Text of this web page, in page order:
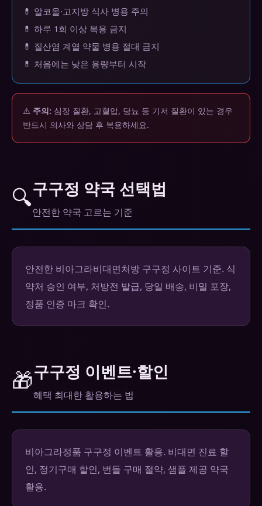
💊 알코올·고지방 식사 병용 주의
💊 하루 1회 이상 복용 금지
💊 질산염 계열 약물 병용 절대 금지
💊 처음에는 낮은 용량부터 시작
⚠️ 주의: 심장 질환, 고혈압, 당뇨 등 기저 질환이 있는 경우
반드시 의사와 상담 후 복용하세요.
🔍구구정 약국 선택법
안전한 약국 고르는 기준
안전한 비아그라비대면처방 구구정 사이트 기준. 식
약처 승인 여부, 처방전 발급, 당일 배송, 비밀 포장,
정품 인증 마크 확인.
🎁구구정 이벤트·할인
혜택 최대한 활용하는 법
비아그라정품 구구정 이벤트 활용. 비대면 진료 할
인, 정기구매 할인, 번들 구매 절약, 샘플 제공 약국
활용.